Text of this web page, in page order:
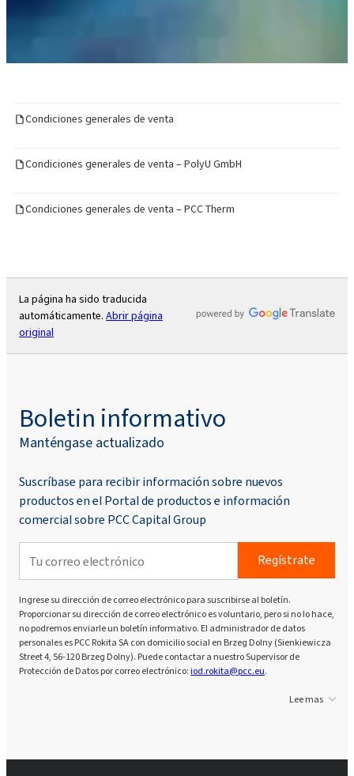
Condiciones generales de venta
Condiciones generales de venta – PolyU GmbH
Condiciones generales de venta – PCC Therm
La página ha sido traducida
automáticamente. Abrir página
original
Boletin informativo
Manténgase actualizado
Suscríbase para recibir información sobre nuevos
productos en el Portal de productos e información
comercial sobre PCC Capital Group
Regístrate
Ingrese su dirección de correo electrónico para suscribirse al boletín.
Proporcionar su dirección de correo electrónico es voluntario, pero si no lo hace,
no podremos enviarle un boletín informativo. El administrador de datos
personales es PCC Rokita SA con domicilio social en Brzeg Dolny (Sienkiewicza
Street 4, 56-120 Brzeg Dolny). Puede contactar a nuestro Supervisor de
Protección de Datos por correo electrónico:iod.rokita@pcc.eu.
Lee mas